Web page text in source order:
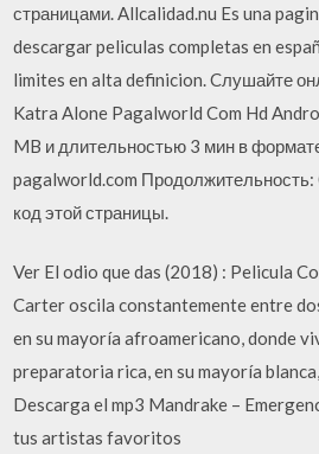
страницами. Allcalidad.nu Es una
descargar peliculas completas en
limites en alta definicion. Cлушайте
Katra Alone Pagalworld Com Hd
MB и длительностью 3 мин в
pagalworld.com
код этой страницы.
Ver El odio que das (2018) : Pelicula
Carter oscila constantemente entre
en su mayoría afroamericano, donde
preparatoria rica, en su mayoría
Descarga el mp3 Mandrake –
tus artistas favoritos